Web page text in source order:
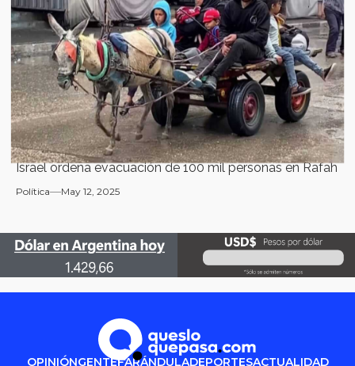
Israel ordena evacuación de 100 mil personas en Rafah
Política May 12, 2025
OPINIÓNGENTEFARÁNDULADEPORTESACTUALIDAD